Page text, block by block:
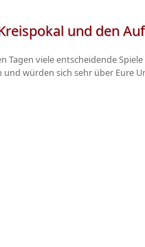
und den
viele entscheidende
würden sich sehr über Eure